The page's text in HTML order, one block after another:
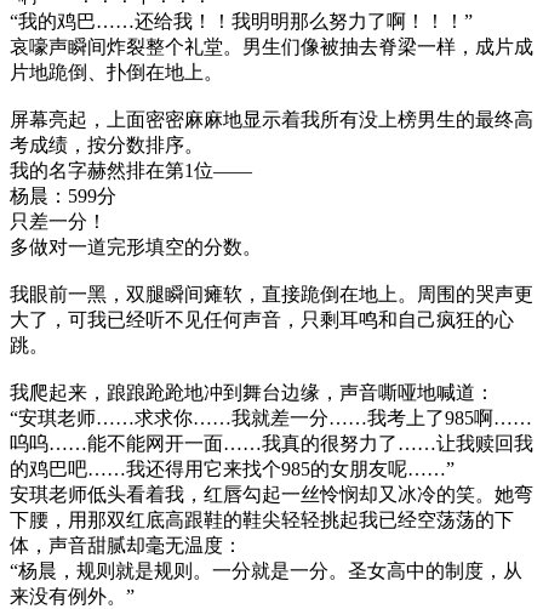
“我的鸡巴……还给我！！我明明那么努力了啊！！！”
哀嚎声瞬间炸裂整个礼堂。男生们像被抽去脊梁一样，成片成
片地跪倒、扑倒在地上。
屏幕亮起，上面密密麻麻地显示着我所有没上榜男生的最终高
考成绩，按分数排序。
我的名字赫然排在第1位——
杨晨：599分
只差一分！
多做对一道完形填空的分数。
我眼前一黑，双腿瞬间瘫软，直接跪倒在地上。周围的哭声更
大了，可我已经听不见任何声音，只剩耳鸣和自己疯狂的心
跳。
我爬起来，踉踉跄跄地冲到舞台边缘，声音嘶哑地喊道：
“安琪老师……求求你……我就差一分……我考上了985啊……
呜呜……能不能网开一面……我真的很努力了……让我赎回我
的鸡巴吧……我还得用它来找个985的女朋友呢……”
安琪老师低头看着我，红唇勾起一丝怜悯却又冰冷的笑。她弯
下腰，用那双红底高跟鞋的鞋尖轻轻挑起我已经空荡荡的下
体，声音甜腻却毫无温度：
“杨晨，规则就是规则。一分就是一分。圣女高中的制度，从
来没有例外。”